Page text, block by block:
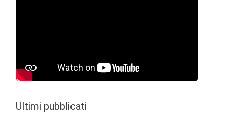
Ultimi pubblicati